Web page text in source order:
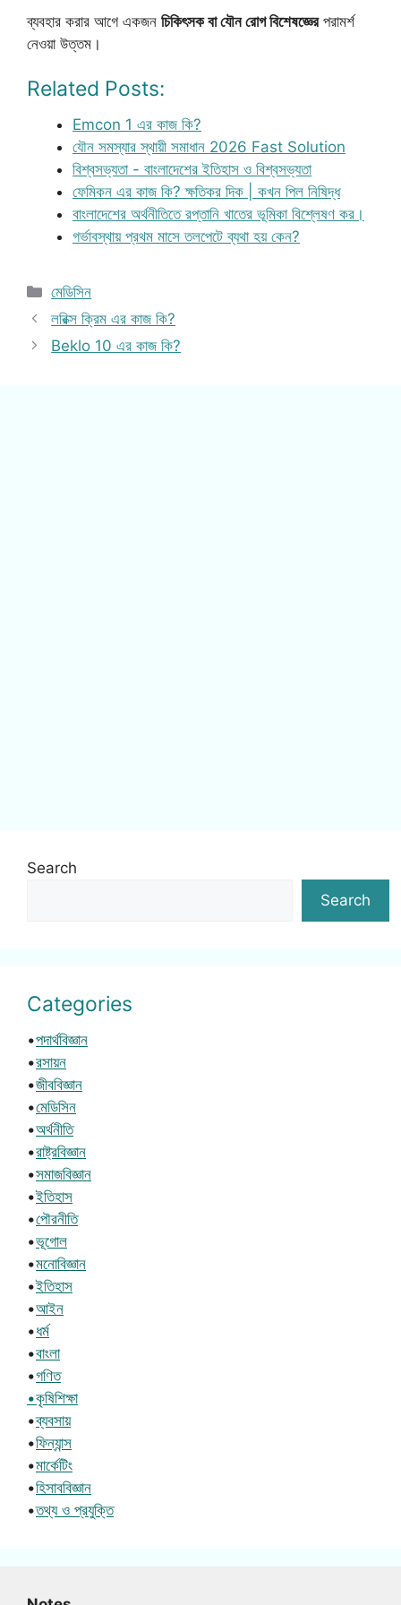
ব্যবহার করার আগে একজন চিকিৎসক বা যৌন রোগ বিশেষজ্ঞেরপরামর্শ
নেওয়া উত্তম।
Related Posts:
Emcon 1 এর কাজ কি?
যৌন সমস্যার স্থায়ী সমাধান 2026 Fast Solution
বিশ্বসভ্যতা - বাংলাদেশের ইতিহাস ও বিশ্বসভ্যতা
ফেমিকন এর কাজ কি? ক্ষতিকর দিক | কখন পিল নিষিদ্ধ
বাংলাদেশের অর্থনীতিতে রপ্তানি খাতের ভূমিকা বিশ্লেষণ কর।
গর্ভাবস্থায় প্রথম মাসে তলপেটে ব্যথা হয় কেন?
Categories
মেডিসিন
লরিক্স ক্রিম এর কাজ কি?
Beklo 10 এর কাজ কি?
Search
Search
Categories
•পদার্থবিজ্ঞান
•রসায়ন
•জীববিজ্ঞান
•মেডিসিন
•অর্থনীতি
•রাষ্ট্রবিজ্ঞান
•সমাজবিজ্ঞান
•ইতিহাস
•পৌরনীতি
•ভূগোল
•মনোবিজ্ঞান
•ইতিহাস
•আইন
•ধর্ম
•বাংলা
•গণিত
•কৃষিশিক্ষা
•ব্যবসায়
•ফিন্যান্স
•মার্কেটিং
•হিসাববিজ্ঞান
•তথ্য ও প্রযুক্তি